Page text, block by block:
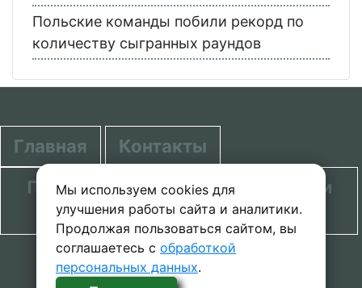
Мы используем cookies для
улучшения работы сайта и аналитики.
Продолжая пользоваться сайтом, вы
соглашаетесь с обработкой
персональных данных.
Польские команды побили рекорд по
количеству сыгранных раундов
Главная
Контакты
Политика в отношении обработки
персональных данных
© 2020-2026 проект SecretGuide.RU При
копировании материалов сcылка на сайт